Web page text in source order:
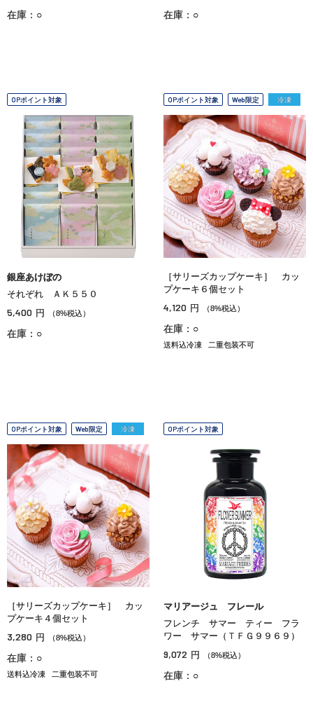
在庫：○ 在庫：○
OPポイント対象
銀座あけぼの
それぞれ ＡＫ５５０
5,400 円 （8%税込）
在庫：○
OPポイント対象 Web限定 冷凍
［サリーズカップケーキ］ カッ
プケーキ６個セット
4,120 円 （8%税込）
在庫：○
送料込冷凍 二重包装不可
OPポイント対象 Web限定 冷凍
［サリーズカップケーキ］ カッ
プケーキ４個セット
3,280 円 （8%税込）
在庫：○
送料込冷凍 二重包装不可
OPポイント対象
マリアージュ フレール
フレンチ サマー ティー フラ
ワー サマー（ＴＦＧ９９６９）
9,072 円 （8%税込）
在庫：○